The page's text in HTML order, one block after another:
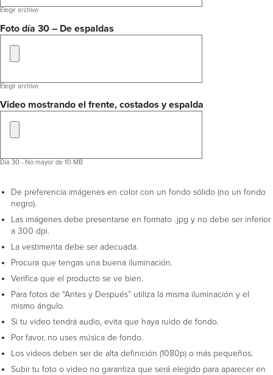
Elegir archivo
Foto día 30 – De espaldas
Elegir archivo
Video mostrando el frente, costados y espalda
Día 30 - No mayor de 10 MB
De preferencia imágenes en color con un fondo sólido (no un fondo
negro).
Las imágenes debe presentarse en formato .jpg y no debe ser inferior
a 300 dpi.
La vestimenta debe ser adecuada.
Procura que tengas una buena iluminación.
Verifica que el producto se ve bien.
Para fotos de “Antes y Después” utiliza la misma iluminación y el
mismo ángulo.
Si tu video tendrá audio, evita que haya ruido de fondo.
Por favor, no uses música de fondo.
Los videos deben ser de alta definición (1080p) o más pequeños.
Subir tu foto o video no garantiza que será elegido para aparecer en